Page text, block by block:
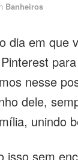
Banheiros
dia em que
nesse
dele,
unindo
isso sem